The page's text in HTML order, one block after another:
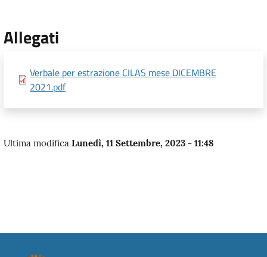
Allegati
Verbale per estrazione CILAS mese DICEMBRE
2021.pdf
Ultima modifica Lunedì, 11 Settembre, 2023 - 11:48